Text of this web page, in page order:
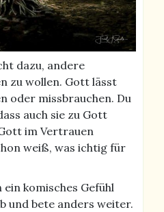
dazu, andere
zu wollen. Gott lässt
oder missbrauchen. Du
auch sie zu Gott
im Vertrauen
weiß, was ichtig für
komisches Gefühl
und bete anders weiter.